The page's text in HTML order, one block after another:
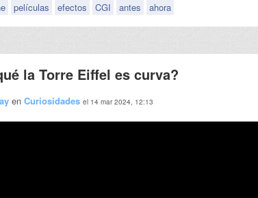
películas efectos CGI antes ahora
la Torre Eiffel es curva?
en Curiosidades el 14 mar 2024, 12:13